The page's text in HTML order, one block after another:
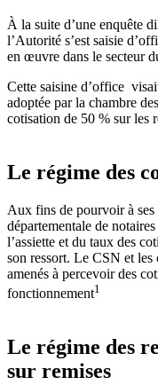
À la suite d’une enquête
l’Autorité s’est saisie
en œuvre dans le secteur
Cette saisine d’office
adoptée par la chambre
cotisation de 50 % sur les
Le régime des
Aux fins de pourvoir à ses
départementale de
l’assiette et du taux des
son ressort. Le CSN et les
amenés à percevoir des
fonctionnement1
Le régime des
sur remises